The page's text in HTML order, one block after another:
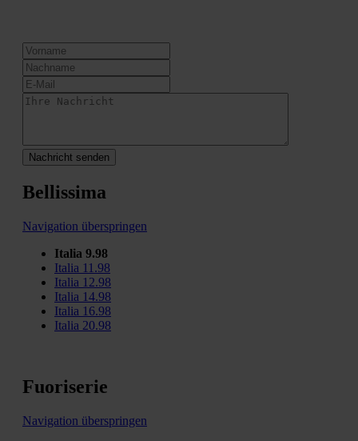
Nachricht senden
Bellissima
Navigation überspringen
Italia 9.98
Italia 11.98
Italia 12.98
Italia 14.98
Italia 16.98
Italia 20.98
Fuoriserie
Navigation überspringen